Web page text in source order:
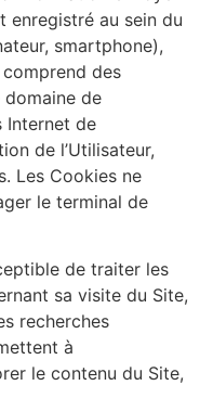
enregistré au sein du
smartphone),
des
de
Internet de
de l’Utilisateur,
Les Cookies ne
le terminal de
de traiter les
sa visite du Site,
recherches
à
le contenu du Site,